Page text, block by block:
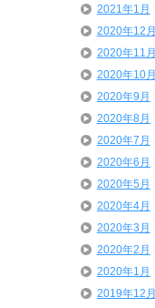
2021年1月
2020年12月
2020年11月
2020年10月
2020年9月
2020年8月
2020年7月
2020年6月
2020年5月
2020年4月
2020年3月
2020年2月
2020年1月
2019年12月